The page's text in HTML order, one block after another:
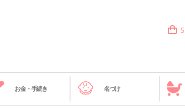
お金・手続き 名づけ